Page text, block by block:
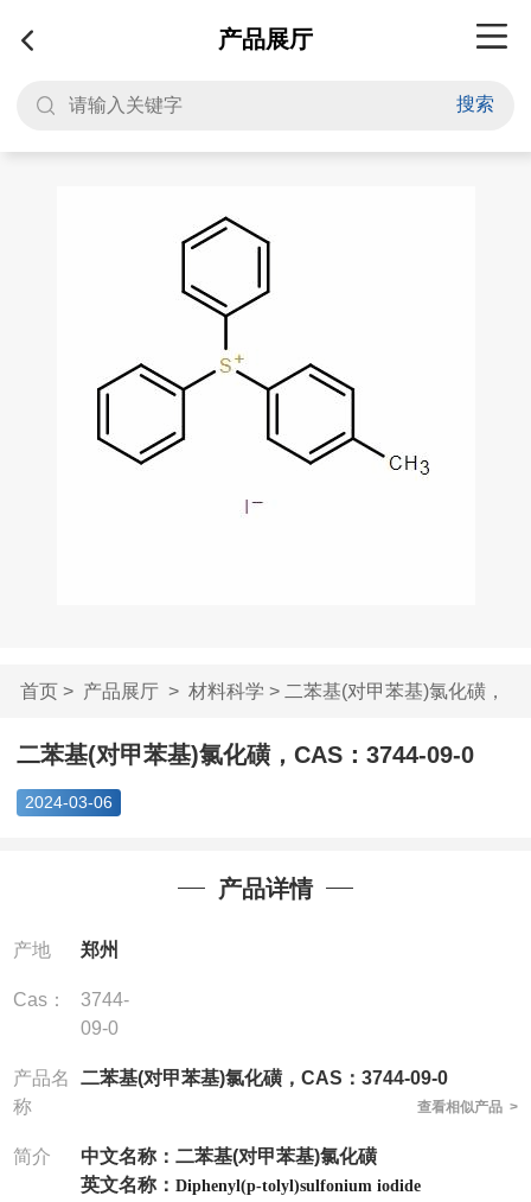
产品展厅
搜索
首页> 产品展厅> 材料科学 > 二苯基(对甲苯基)氯化磺，
CAS...
二苯基(对甲苯基)氯化磺，CAS：3744-09-0
2024-03-06
产品详情
产地 郑州
Cas：
3744-
09-0
产品名
称
二苯基(对甲苯基)氯化磺，CAS：3744-09-0
查看相似产品 >
简介 中文名称： 二苯基(对甲苯基)氯化磺
英文名称： Diphenyl(p-tolyl)sulfonium iodide